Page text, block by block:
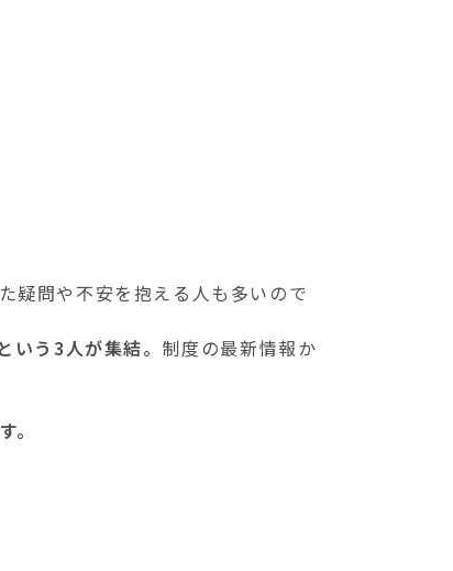
疑問や不安を抱える人も多いので
う3人が集結。 制度の最新情報か